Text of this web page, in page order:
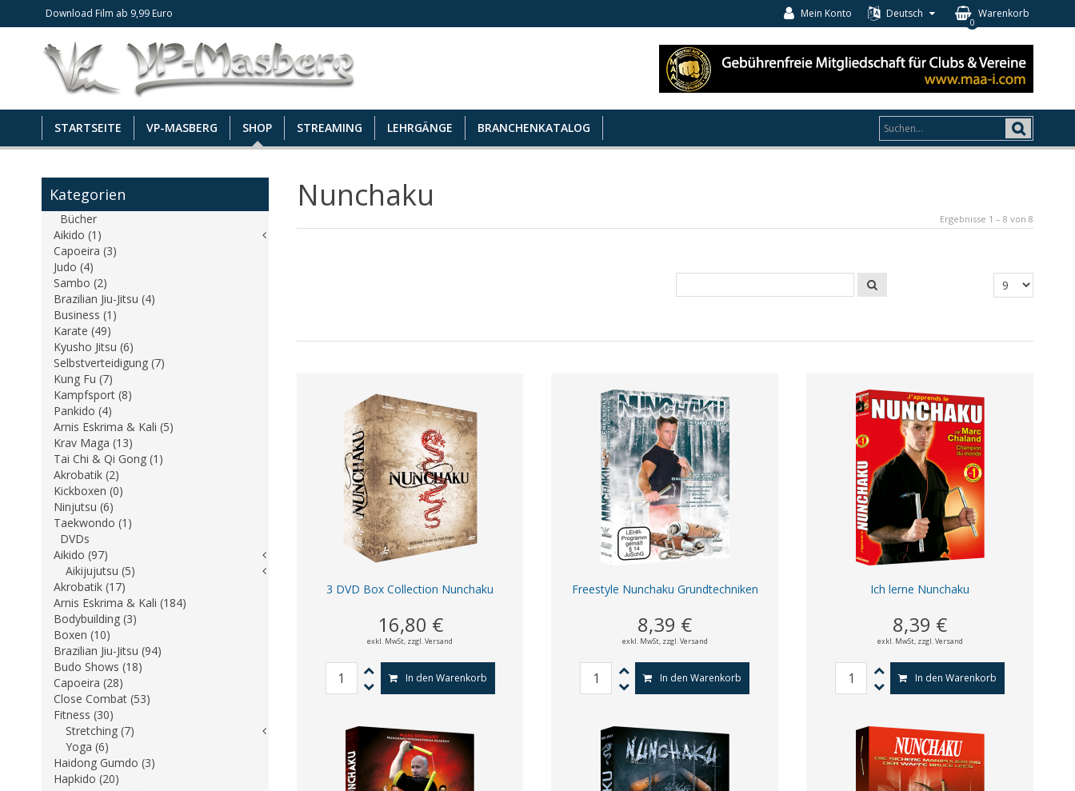
Download Film ab 9,99 Euro Warenkorb
0
Deutsch
Mein Konto
STARTSEITE VP-MASBERG SHOP STREAMING LEHRGÄNGE BRANCHENKATALOG
Nunchaku
Ergebnisse 1 – 8 von 8
3 DVD Box Collection Nunchaku
16,80 €
exkl. MwSt, zzgl. Versand
In den Warenkorb
Freestyle Nunchaku Grundtechniken
8,39 €
exkl. MwSt, zzgl. Versand
In den Warenkorb
Ich lerne Nunchaku
8,39 €
exkl. MwSt, zzgl. Versand
In den Warenkorb
Kategorien
Bücher
Aikido (1)
Capoeira (3)
Judo (4)
Sambo (2)
Brazilian Jiu-Jitsu (4)
Business (1)
Karate (49)
Kyusho Jitsu (6)
Selbstverteidigung (7)
Kung Fu (7)
Kampfsport (8)
Pankido (4)
Arnis Eskrima & Kali (5)
Krav Maga (13)
Tai Chi & Qi Gong (1)
Akrobatik (2)
Kickboxen (0)
Ninjutsu (6)
Taekwondo (1)
DVDs
Aikido (97)
Aikijujutsu (5)
Akrobatik (17)
Arnis Eskrima & Kali (184)
Bodybuilding (3)
Boxen (10)
Brazilian Jiu-Jitsu (94)
Budo Shows (18)
Capoeira (28)
Close Combat (53)
Fitness (30)
Stretching (7)
Yoga (6)
Haidong Gumdo (3)
Hapkido (20)